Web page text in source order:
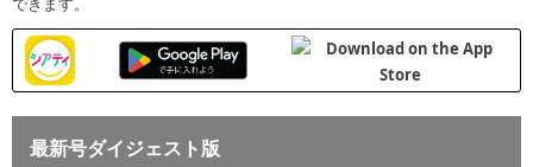
最新号ダイジェスト版